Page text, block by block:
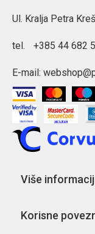
Ul. Kralja Petra
tel. +385 44 682
E-mail:
Više
Korisne